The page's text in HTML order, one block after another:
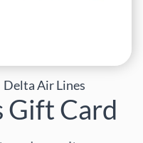
Delta Air Lines
Gift Card